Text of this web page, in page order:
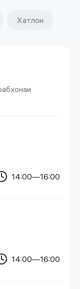
Хатлон
14:00—16:00
14:00—16:00